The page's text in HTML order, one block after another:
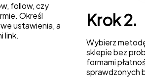
follow, czy
Określ
ustawienia, a
link.
Krok 2.
Wybierz
sklepie bez
formami
sprawdzonych